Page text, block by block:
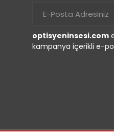
optisyeninsesi.com
kampanya içerikli e-